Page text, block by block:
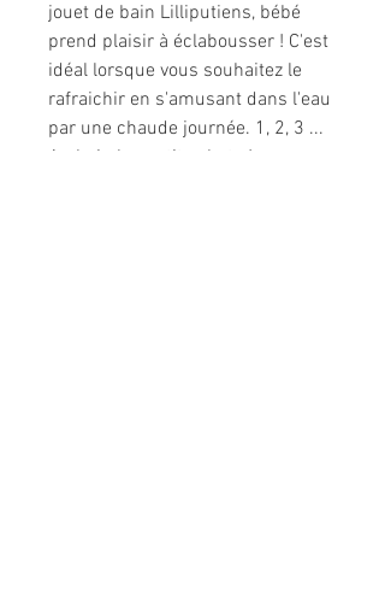
jouet de bain Lilliputiens, bébé
prend plaisir à éclabousser ! C'est
idéal lorsque vous souhaitez le
rafraichir en s'amusant dans l'eau
par une chaude journée. 1, 2, 3 ...
Au bain les petits chats !